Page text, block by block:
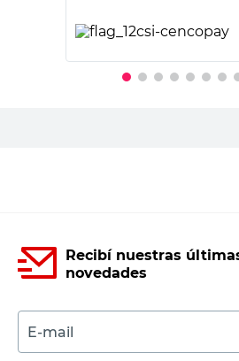
Recibí nuestras
novedades
E-mail